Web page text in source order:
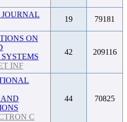
JOURNAL
19 79181
ON
INF
42 209116
C
44 70825